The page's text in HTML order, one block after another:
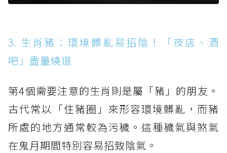
3. 生肖豬：環境髒亂易招陰！「夜店、酒
吧」盡量繞道
第4個需要注意的生肖則是屬「豬」的朋友。
古代常以「住豬圈」來形容環境髒亂，而豬
所處的地方通常較為污穢。這種穢氣與煞氣
在鬼月期間特別容易招致陰氣。